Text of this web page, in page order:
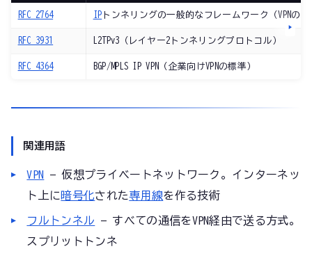
RFC 2764 IP トンネリングの一般的なフレームワーク（VPNの
RFC 3931 L2TPv3（レイヤー2トンネリングプロトコル）
RFC 4364 BGP/MPLS IP VPN（企業向けVPNの標準）
関連用語
VPN
— 仮想プライベートネットワーク。インターネッ
ト上に 暗号化された専用線を作る技術
フルトンネル — すべての通信をVPN経由で送る方式。
スプリットトンネ